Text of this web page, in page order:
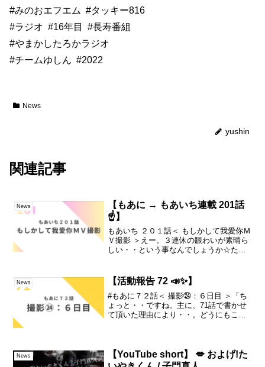
#みのおエフエム #タッキー816
#ラジオ #16年目
#長寿番組
#やまかしたろかラジオ
#チームゆしん #2022
News
yushin
関連記事
News
【もあに → もあいち連載 201話
☝️】
もあいち ２０１話＜ もしかして我愛你Ｍ
Ｖ撮影 ＞えー。３連休の賑わいが素晴ら
しい・・という事なんでしょうか☆ただ
ンのキーボードを叩いているんです
が・・・。や、遂に・・...
News 【活動報告 72 📣✨】
#もあに７２話＜ 撮影㉔：６日目 ＞「ち
ょっと・・ですね。主に、71話で書かせ
て頂いた理由により・・。どうにもこう
いて良いでしょ...
News
【YouTube short】 💋 およげ!た